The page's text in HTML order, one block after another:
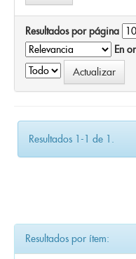
Resultados por página
En
Resultados 1-1 de 1.
Resultados por ítem: